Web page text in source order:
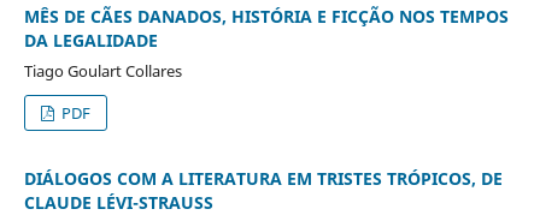
MÊS DE CÃES DANADOS, HISTÓRIA E FICÇÃO NOS TEMPOS
DA LEGALIDADE
Tiago Goulart Collares
PDF
DIÁLOGOS COM A LITERATURA EM TRISTES TRÓPICOS, DE
CLAUDE LÉVI-STRAUSS